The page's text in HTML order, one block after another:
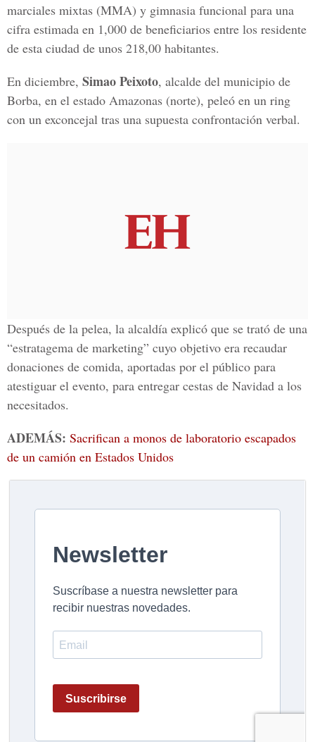
marciales mixtas (MMA) y gimnasia funcional para una
cifra estimada en 1,000 de beneficiarios entre los residente
de esta ciudad de unos 218,00 habitantes.
En diciembre, Simao Peixoto, alcalde del municipio de
Borba, en el estado Amazonas (norte), peleó en un ring
con un exconcejal tras una supuesta confrontación verbal.
Después de la pelea, la alcaldía explicó que se trató de una
“estratagema de marketing” cuyo objetivo era recaudar
donaciones de comida, aportadas por el público para
atestiguar el evento, para entregar cestas de Navidad a los
necesitados.
ADEMÁS: Sacrifican a monos de laboratorio escapados
de un camión en Estados Unidos